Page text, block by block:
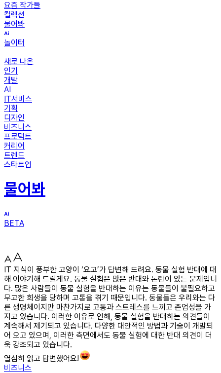
요즘 작가들
컬렉션
물어봐
놀이터
새로 나온
인기
개발
AI
IT서비스
기획
디자인
비즈니스
프로덕트
커리어
트렌드
스타트업
물어봐
BETA
IT 지식이 풍부한 고양이 ‘요고’가 답변해 드려요. 동물 실험 반대에 대
해 이야기해 드릴게요. 동물 실험은 많은 반대와 논란이 있는 문제입니
다. 많은 사람들이 동물 실험을 반대하는 이유는 동물들이 불필요하고
무고한 희생을 당하며 고통을 겪기 때문입니다. 동물들은 우리와는 다
른 생명체이지만 마찬가지로 고통과 스트레스를 느끼고 존엄성을 가
지고 있습니다. 이러한 이유로 인해, 동물 실험을 반대하는 의견들이
계속해서 제기되고 있습니다. 다양한 대안적인 방법과 기술이 개발되
어 오고 있으며, 이러한 측면에서도 동물 실험에 대한 반대 의견이 더
욱 강조되고 있습니다.
열심히 읽고 답변했어요!
비즈니스